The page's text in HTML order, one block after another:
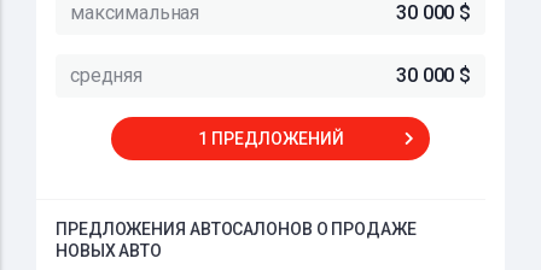
максимальная 30 000 $
средняя 30 000 $
1 ПРЕДЛОЖЕНИЙ
ПРЕДЛОЖЕНИЯ АВТОСАЛОНОВ О ПРОДАЖЕ
НОВЫХ АВТО